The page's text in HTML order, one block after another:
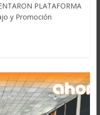
PLATAFORMA
y Promoción